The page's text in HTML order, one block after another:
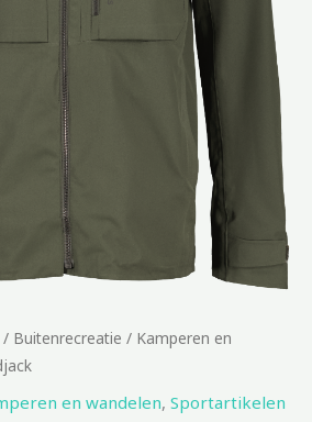
/ Buitenrecreatie / Kamperen en
en wandelen, Sportartikelen